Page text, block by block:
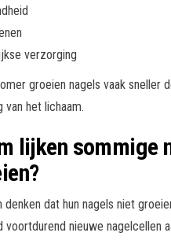
verzorging
groeien nagels vaak sneller
van het lichaam.
lijken sommige
denken dat hun nagels niet
voortdurend nieuwe nagelcellen